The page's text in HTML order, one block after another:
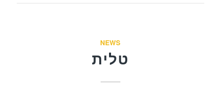
NEWS
טלית